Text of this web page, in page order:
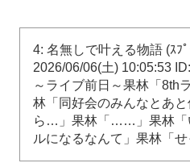
4: 名無しで叶える物語 (ｽﾌ
2026/06/06(土) 10:05:53
～ライブ前日～果林「8th
林「同好会のみんなとあ
ら…」果林「……」果林「
ルになるなんて」果林「